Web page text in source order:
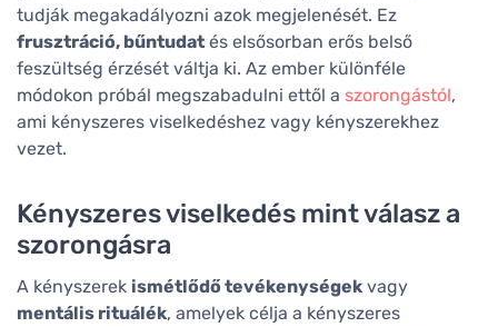
tudják megakadályozni azok megjelenését. Ez
frusztráció, bűntudat és elsősorban erős belső
feszültség érzését váltja ki. Az ember különféle
módokon próbál megszabadulni ettől a szorongástól,
ami kényszeres viselkedéshez vagy kényszerekhez
vezet.
Kényszeres viselkedés mint válasz a
szorongásra
A kényszerek ismétlődő tevékenységek vagy
mentális rituálék, amelyek célja a kényszeres